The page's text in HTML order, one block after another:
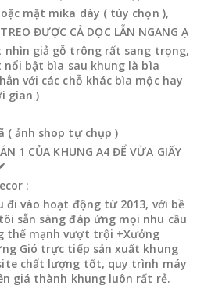
mặt mika dày ( tùy chọn ),
ĐƯỢC CẢ DỌC LẪN NGANG Ạ
nhìn giả gỗ trông rất sang trọng,
bật bìa sau khung là bìa
với các chỗ khác bìa mộc hay
gian )
( ảnh shop tự chụp )
1 CỦA KHUNG A4 ĐỂ VỪA GIẤY
:
đi vào hoạt động từ 2013, với bề
sẵn sàng đáp ứng mọi nhu cầu
thế mạnh vượt trội +Xưởng
Gió trực tiếp sản xuất khung
chất lượng tốt, quy trình máy
giá thành khung luôn rất rẻ.